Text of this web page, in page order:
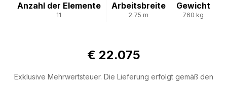
Anzahl der Elemente
11
Arbeitsbreite
2.75 m
Gewicht
760 kg
€ 22.075
Exklusive Mehrwertsteuer. Die Lieferung erfolgt gemäß den